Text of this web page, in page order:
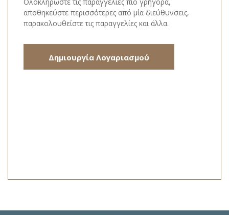
αποθηκεύστε περισσότερες από μία διεύθυνσεις,
παρακολουθείστε τις παραγγελίες και άλλα.
Δημιουργία Λογαριασμού